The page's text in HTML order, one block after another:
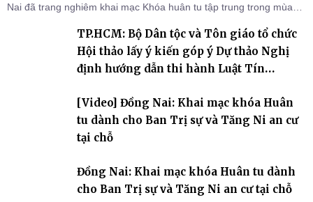
Nai đã trang nghiêm khai mạc Khóa huân tu tập trung trong mùa
chỗ khu vực VII, VIII và trường hạ chùa Quốc Ân Khải Tường.
TP.HCM: Bộ Dân tộc và Tôn giáo tổ chức
Hội thảo lấy ý kiến góp ý Dự thảo Nghị
định hướng dẫn thi hành Luật Tín
[Video] Đồng Nai: Khai mạc khóa Huân
tu dành cho Ban Trị sự và Tăng Ni an cư
tại chỗ
Đồng Nai: Khai mạc khóa Huân tu dành
cho Ban Trị sự và Tăng Ni an cư tại chỗ